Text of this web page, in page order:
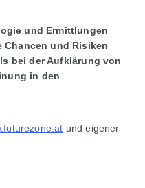
und Ermittlungen
Chancen und Risiken
bei der Aufklärung von
in den
und eigener